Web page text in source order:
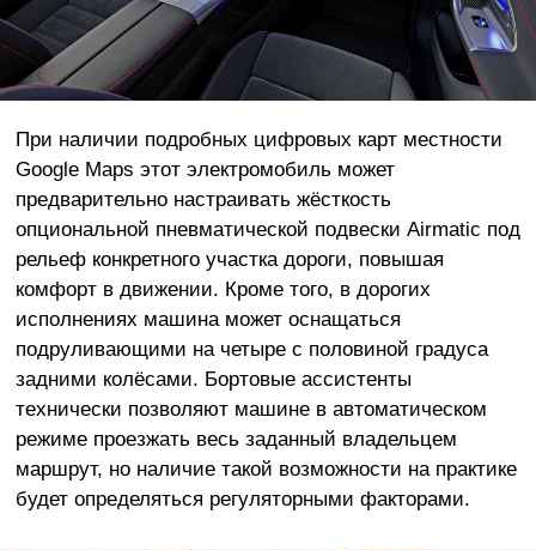
При наличии подробных цифровых карт местности
Google Maps этот электромобиль может
предварительно настраивать жёсткость
опциональной пневматической подвески Airmatic под
рельеф конкретного участка дороги, повышая
комфорт в движении. Кроме того, в дорогих
исполнениях машина может оснащаться
подруливающими на четыре с половиной градуса
задними колёсами. Бортовые ассистенты
технически позволяют машине в автоматическом
режиме проезжать весь заданный владельцем
маршрут, но наличие такой возможности на практике
будет определяться регуляторными факторами.